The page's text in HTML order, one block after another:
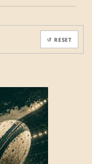
↺ RESET